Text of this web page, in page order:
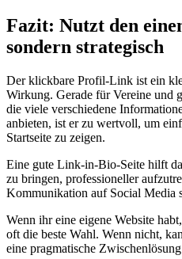
Fazit: Nutzt den
sondern strategisch
Der klickbare Profil-Link ist ein
Wirkung. Gerade für Vereine und
die viele verschiedene
anbieten, ist er zu wertvoll, um
Startseite zu zeigen.
Eine gute Link-in-Bio-Seite hilft
zu bringen, professioneller
Kommunikation auf Social Media
Wenn ihr eine eigene Website
oft die beste Wahl. Wenn nicht,
eine pragmatische